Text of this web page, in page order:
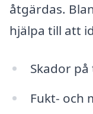
åtgärdas.
hjälpa till att
Skador
Fukt- och